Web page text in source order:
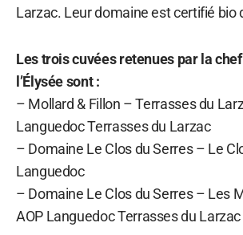
Larzac. Leur domaine est certifié bio
Les trois cuvées retenues par la
l’Élysée sont :
– Mollard & Fillon – Terrasses du
Languedoc Terrasses du Larzac
– Domaine Le Clos du Serres – Le
Languedoc
– Domaine Le Clos du Serres – Les
AOP Languedoc Terrasses du Larzac